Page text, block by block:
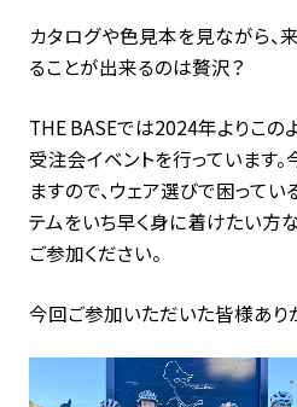
カタログや色見本を見ながら、
ることが出来るのは贅沢？
THE BASEでは2024年よりこの
受注会イベントを行っています
ますので、ウェア選びで困ってい
テムをいち早く身に着けたい方
ご参加ください。
今回ご参加いただいた皆様あり